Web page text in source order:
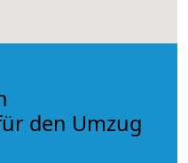
den Umzug